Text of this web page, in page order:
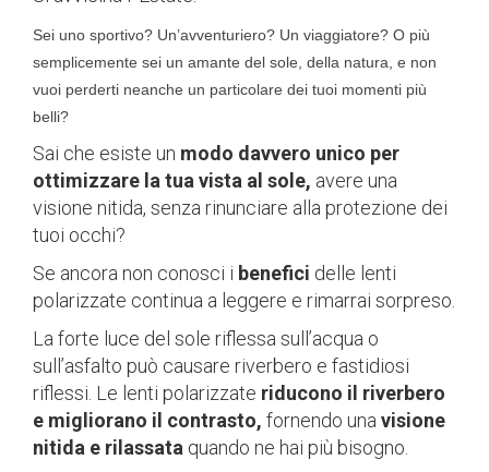
Sei uno sportivo? Un’avventuriero? Un viaggiatore? O più
semplicemente sei un amante del sole, della natura, e non
vuoi perderti neanche un particolare dei tuoi momenti più
belli?
Sai che esiste un modo davvero unico per
ottimizzare la tua vista al sole, avere una
visione nitida, senza rinunciare alla protezione dei
tuoi occhi?
Se ancora non conosci i benefici delle lenti
polarizzate continua a leggere e rimarrai sorpreso.
La forte luce del sole riflessa sull’acqua o
sull’asfalto può causare riverbero e fastidiosi
riflessi. Le lenti polarizzate riducono il riverbero
e migliorano il contrasto, fornendo una visione
nitida e rilassata quando ne hai più bisogno.